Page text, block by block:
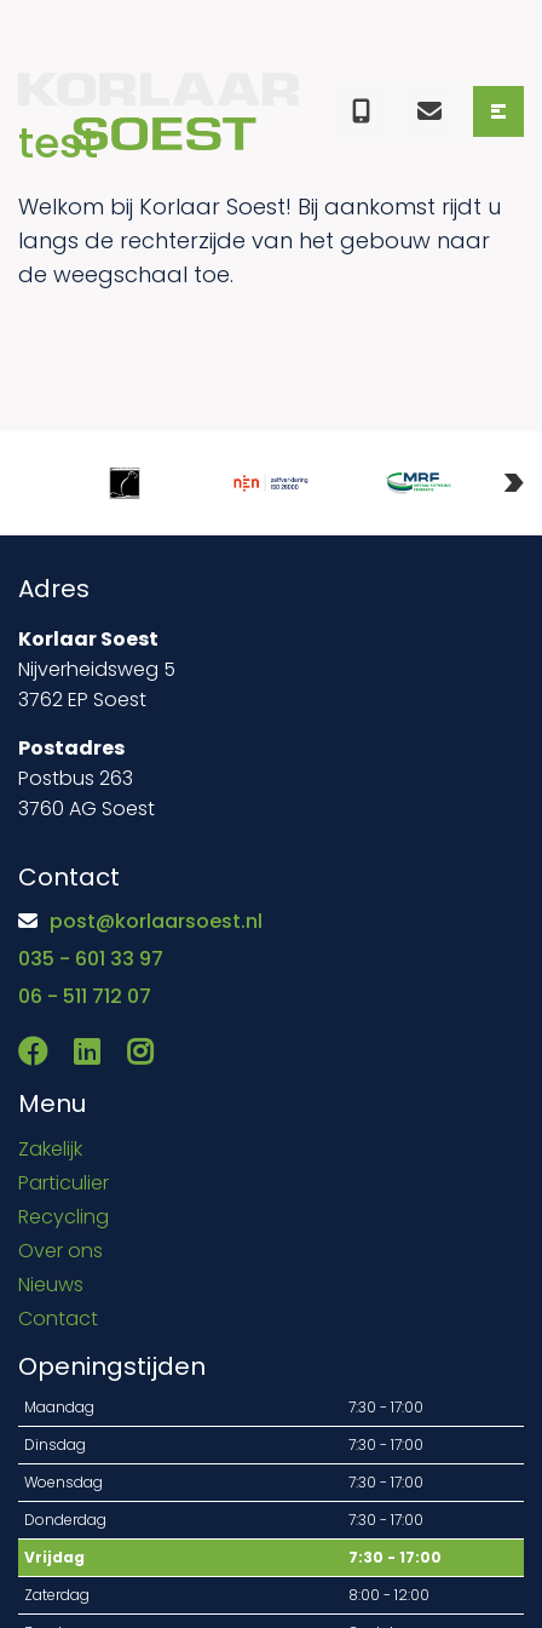
test
Welkom bij Korlaar Soest! Bij aankomst rijdt u
langs de rechterzijde van het gebouw naar
de weegschaal toe.
Adres
Korlaar Soest
Nijverheidsweg 5
3762 EP Soest
Postadres
Postbus 263
3760 AG Soest
Contact
post@korlaarsoest.nl
035 - 601 33 97
06 - 511 712 07
Menu
Zakelijk
Particulier
Recycling
Over ons
Nieuws
Contact
Openingstijden
Maandag
7:30 - 17:00
Dinsdag
7:30 - 17:00
Woensdag
7:30 - 17:00
Donderdag
7:30 - 17:00
Vrijdag
7:30 - 17:00
Zaterdag
8:00 - 12:00